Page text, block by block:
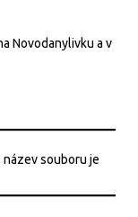
Novodanylivku a v